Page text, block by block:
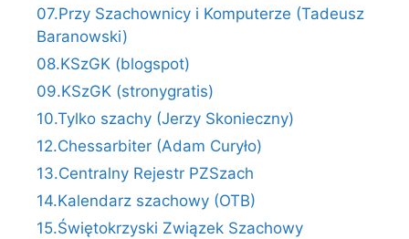
07.Przy Szachownicy i Komputerze (Tadeusz
Baranowski)
08.KSzGK (blogspot)
09.KSzGK (stronygratis)
10.Tylko szachy (Jerzy Skonieczny)
12.Chessarbiter (Adam Curyło)
13.Centralny Rejestr PZSzach
14.Kalendarz szachowy (OTB)
15.Świętokrzyski Związek Szachowy